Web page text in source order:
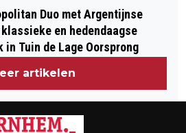
Duo met Argentijnse
en hedendaagse
in Tuin de Lage Oorsprong
artikelen